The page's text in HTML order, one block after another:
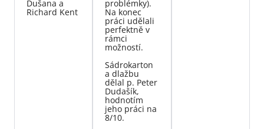
Dušana a
Richard Kent
problémky).
Na konec
práci udělali
perfektně v
rámci
možností.
Sádrokarton
a dlažbu
dělal p. Peter
Dudašík,
hodnotím
jeho práci na
8/10.